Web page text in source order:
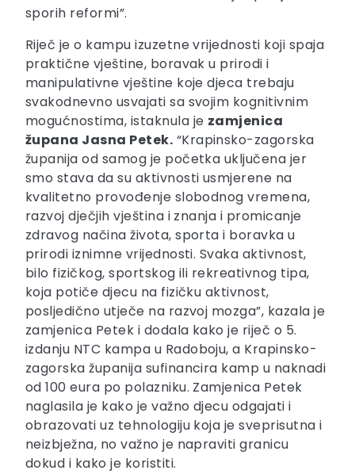
sporih reformi”.
Riječ je o kampu izuzetne vrijednosti koji spaja
praktične vještine, boravak u prirodi i
manipulativne vještine koje djeca trebaju
svakodnevno usvajati sa svojim kognitivnim
mogućnostima, istaknula je zamjenica
župana Jasna Petek. “Krapinsko-zagorska
županija od samog je početka uključena jer
smo stava da su aktivnosti usmjerene na
kvalitetno provođenje slobodnog vremena,
razvoj dječjih vještina i znanja i promicanje
zdravog načina života, sporta i boravka u
prirodi iznimne vrijednosti. Svaka aktivnost,
bilo fizičkog, sportskog ili rekreativnog tipa,
koja potiče djecu na fizičku aktivnost,
posljedično utječe na razvoj mozga”, kazala je
zamjenica Petek i dodala kako je riječ o 5.
izdanju NTC kampa u Radoboju, a Krapinsko-
zagorska županija sufinancira kamp u naknadi
od 100 eura po polazniku. Zamjenica Petek
naglasila je kako je važno djecu odgajati i
obrazovati uz tehnologiju koja je sveprisutna i
neizbježna, no važno je napraviti granicu
dokud i kako je koristiti.